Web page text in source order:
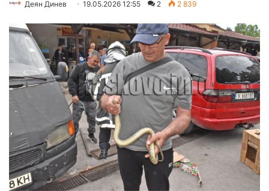
Деян Динев 19.05.2026 12:55 2 2 839